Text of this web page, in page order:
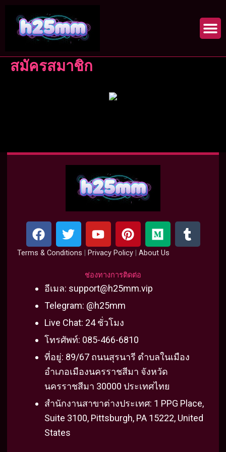
content
สมัครสมาชิก
F
a
c
o
o
T
w
i
e
r
Y
o
u
u
b
e
P
i
n
e
r
M
e
d
T
u
Terms & Conditions | Privacy Policy | About Us
ช่องทางการติดต่อ
อีเมล: support@h25mm.vip
Telegram: @h25mm
Live Chat: 24 ชั่วโมง
โทรศัพท์: 085-466-6810
ที่อยู่: 89/67 ถนนสุรนารี ตำบลในเมือง
อำเภอเมืองนครราชสีมา จังหวัด
นครราชสีมา 30000 ประเทศไทย
สำนักงานสาขาต่างประเทศ: 1 PPG Place,
Suite 3100, Pittsburgh, PA 15222, United
States